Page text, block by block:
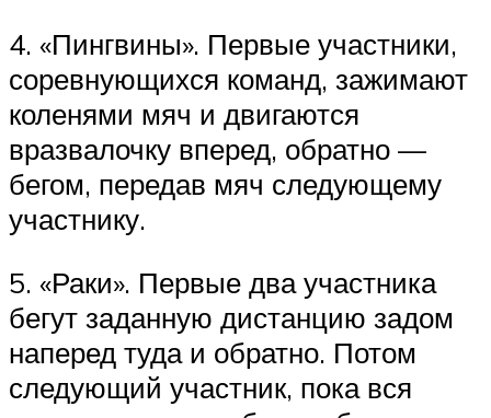
4. «Пингвины». Первые участники,
соревнующихся команд, зажимают
коленями мяч и двигаются
вразвалочку вперед, обратно —
бегом, передав мяч следующему
участнику.
5. «Раки». Первые два участника
бегут заданную дистанцию задом
наперед туда и обратно. Потом
следующий участник, пока вся